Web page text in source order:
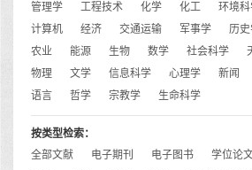
管理学
工程技术 化学 化工 环境
计算机
经济 交通运输 军事学 历
农业
能源 生物 数学 社会科学
物理
文学 信息科学 心理学 新闻
语言
哲学 宗教学 生命科学
按类型检索：
全部文献
电子期刊 电子图书 学位论